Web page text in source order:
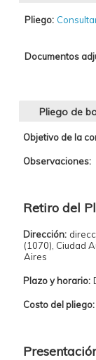
Pliego:
Documentos
Pliego de
Objetivo de la
Observaciones:
Retiro del
Dirección:
(1070), Ciudad
Aires
Plazo y horario:
Costo del pliego: